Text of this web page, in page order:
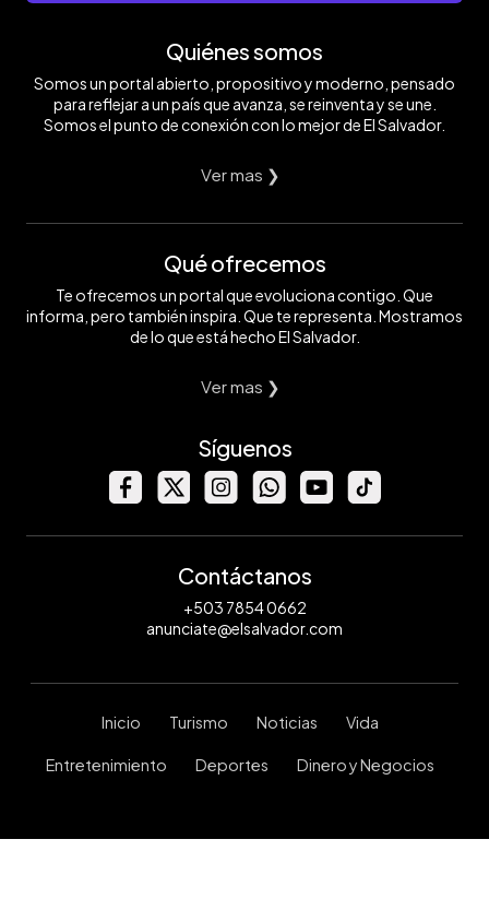
Quiénes somos
Somos un portal abierto, propositivo y moderno, pensado
para reflejar a un país que avanza, se reinventa y se une.
Somos el punto de conexión con lo mejor de El Salvador.
Ver mas ❯
Qué ofrecemos
Te ofrecemos un portal que evoluciona contigo. Que
informa, pero también inspira. Que te representa. Mostramos
de lo que está hecho El Salvador.
Ver mas ❯
Síguenos
Contáctanos
+503 7854 0662
anunciate@elsalvador.com
Inicio Turismo Noticias Vida
Entretenimiento Deportes Dinero y Negocios